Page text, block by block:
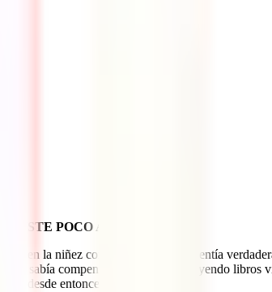
POCO A POCO?
en la niñez como cuentan otros. Sentía
sabía compensar esa necesidad leyendo libros
Y desde entonces no he parado.